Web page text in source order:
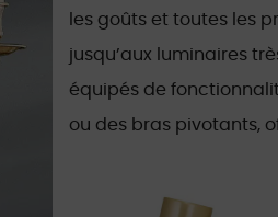
les goûts et toutes les
jusqu’aux luminaires
équipés de
ou des bras pivotants,